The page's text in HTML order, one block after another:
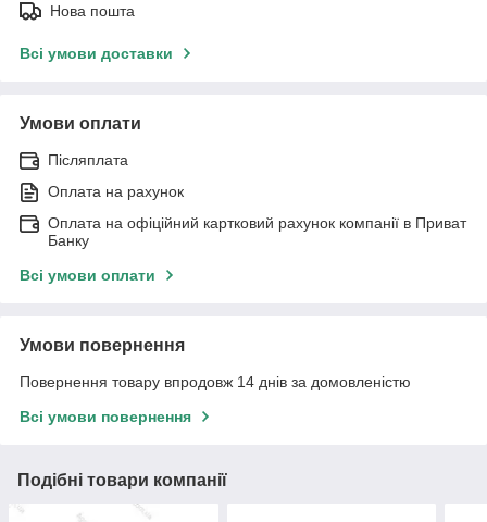
Нова пошта
Всі умови доставки
Умови оплати
Післяплата
Оплата на рахунок
Оплата на офіційний картковий рахунок компанії в Приват
Банку
Всі умови оплати
Умови повернення
Повернення товару впродовж 14 днів за домовленістю
Всі умови повернення
Подібні товари компанії